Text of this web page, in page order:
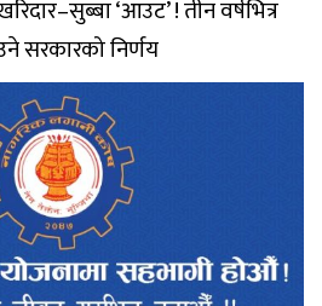
‘आउट’ ! तीन वर्षभित्र
सरकारको निर्णय